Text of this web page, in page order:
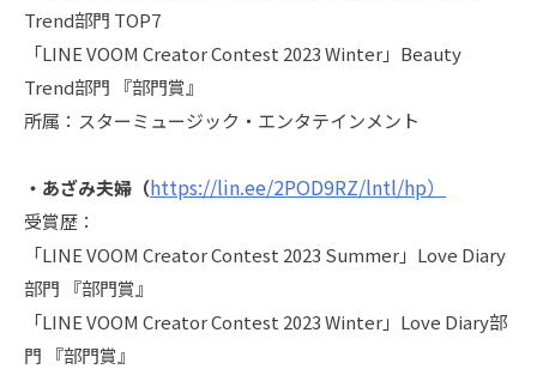
Trend部門 TOP7
「LINE VOOM Creator Contest 2023 Winter」Beauty
Trend部門 『部門賞』
所属：スターミュージック・エンタテインメント
・あざみ夫婦（https://lin.ee/2POD9RZ/lntl/hp）
受賞歴：
「LINE VOOM Creator Contest 2023 Summer」Love Diary
部門 『部門賞』
「LINE VOOM Creator Contest 2023 Winter」Love Diary部
門 『部門賞』